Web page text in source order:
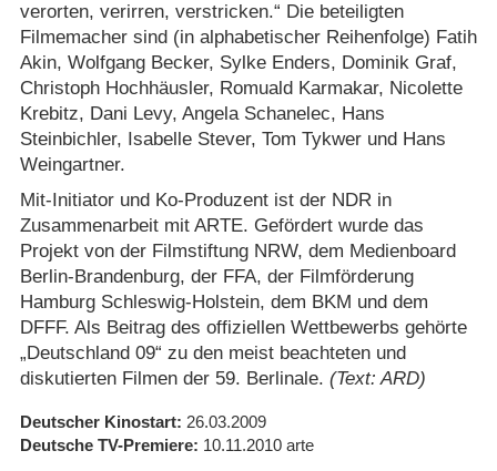
verorten, verirren, verstricken.“ Die beteiligten
Filmemacher sind (in alphabetischer Reihenfolge) Fatih
Akin, Wolfgang Becker, Sylke Enders, Dominik Graf,
Christoph Hochhäusler, Romuald Karmakar, Nicolette
Krebitz, Dani Levy, Angela Schanelec, Hans
Steinbichler, Isabelle Stever, Tom Tykwer und Hans
Weingartner.
Mit-Initiator und Ko-Produzent ist der NDR in
Zusammenarbeit mit ARTE. Gefördert wurde das
Projekt von der Filmstiftung NRW, dem Medienboard
Berlin-Brandenburg, der FFA, der Filmförderung
Hamburg Schleswig-Holstein, dem BKM und dem
DFFF. Als Beitrag des offiziellen Wettbewerbs gehörte
„Deutschland 09“ zu den meist beachteten und
diskutierten Filmen der 59. Berlinale. (Text: ARD)
Deutscher Kinostart 26.03.2009
Deutsche TV-Premiere 10.11.2010 arte